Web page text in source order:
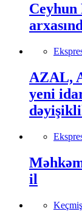
AZAL,
yeni
il